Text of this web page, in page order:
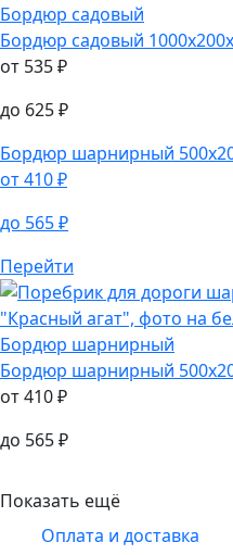
Бордюр садовый
Бордюр садовый
от 535₽
до 625₽
Бордюр шарнирный
от410₽
до 565₽
Перейти
Бордюр шарнирный
Бордюр шарнирный
от410₽
до 565₽
Показать ещё
Оплата и доставка